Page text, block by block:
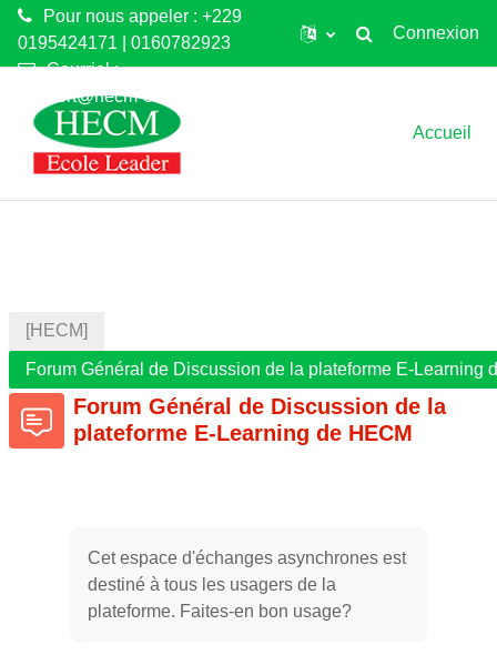
Pour nous appeler : +229
0195424171 | 0160782923
Courriel :
support@hecm-elearning.net
Toggle search input
Connexion
Accueil
[HECM]
Forum Général de Discussion de la plateforme E-Learning
Forum Général de Discussion de la
plateforme E-Learning de HECM
Cet espace d'échanges asynchrones est
destiné à tous les usagers de la
plateforme. Faites-en bon usage?